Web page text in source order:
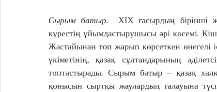
Сырым батыр.
ХІХ ғасырдың бірінші
күрестің ұйымдастырушысы әрі көсемі.
Жастайынан топ жарып көрсеткен өнегелі
үкіметінің, қазақ сұлтандарының
топтастырады. Сырым батыр – қазақ
қонысын сыртқы жаулардың талауына